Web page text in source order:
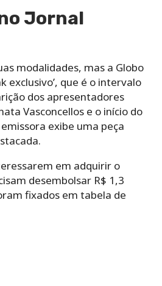
Jornal
modalidades, mas a Globo
exclusivo’, que é o intervalo
dos apresentadores
Vasconcellos e o início do
exibe uma peça
em adquirir o
desembolsar R$ 1,3
fixados em tabela de